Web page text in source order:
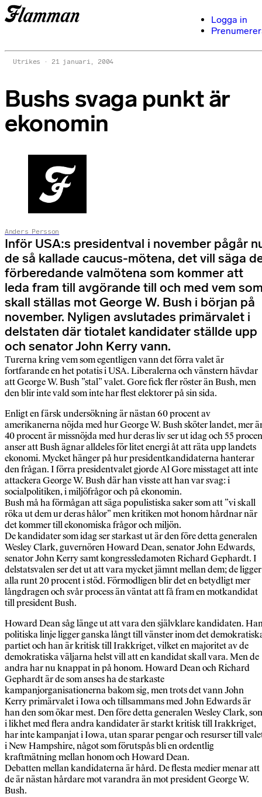
Logga in
Utrikes 21 januari, 2004
Bushs svaga punkt är
ekonomin
Anders Persson
Inför USA:s presidentval i november pågår
de så kallade caucus-mötena, det vill säga
förberedande valmötena som kommer att
leda fram till avgörande till och med vem
skall ställas mot George W. Bush i början på
november. Nyligen avslutades primärvalet i
delstaten där tiotalet kandidater ställde upp
och senator John Kerry vann.
Turerna kring vem som egentligen vann det förra valet är
fortfarande en het potatis i USA. Liberalerna och vänstern hävdar
att George W. Bush ”stal” valet. Gore fick fler röster än Bush, men
den blir inte vald som inte har flest elektorer på sin sida.
Enligt en färsk undersökning är nästan 60 procent av
amerikanerna nöjda med hur George W. Bush sköter landet, mer
40 procent är missnöjda med hur deras liv ser ut idag och 55
anser att Bush ägnar alldeles för litet energi åt att räta upp landets
ekonomi. Mycket hänger på hur presidentkandidaterna hanterar
den frågan. I förra presidentvalet gjorde Al Gore misstaget att inte
attackera George W. Bush där han visste att han var svag: i
socialpolitiken, i miljöfrågor och på ekonomin.
Bush må ha förmågan att säga populistiska saker som att ”vi skall
röka ut dem ur deras hålor” men kritiken mot honom hårdnar när
det kommer till ekonomiska frågor och miljön.
De kandidater som idag ser starkast ut är den före detta generalen
Wesley Clark, guvernören Howard Dean, senator John Edwards,
senator John Kerry samt kongressledamoten Richard Gephardt. I
delstatsvalen ser det ut att vara mycket jämnt mellan dem; de ligger
alla runt 20 procent i stöd. Förmodligen blir det en betydligt mer
långdragen och svår process än väntat att få fram en motkandidat
till president Bush.
Howard Dean såg länge ut att vara den självklare kandidaten.
politiska linje ligger ganska långt till vänster inom det
partiet och han är kritisk till Irakkriget, vilket en majoritet av de
demokratiska väljarna helst vill att en kandidat skall vara. Men de
andra har nu knappat in på honom. Howard Dean och Richard
Gephardt är de som anses ha de starkaste
kampanjorganisationerna bakom sig, men trots det vann John
Kerry primärvalet i Iowa och tillsammans med John Edwards är
han den som ökar mest. Den före detta generalen Wesley Clark,
i likhet med flera andra kandidater är starkt kritisk till Irakkriget,
har inte kampanjat i Iowa, utan sparar pengar och resurser till
i New Hampshire, något som förutspås bli en ordentlig
kraftmätning mellan honom och Howard Dean.
Debatten mellan kandidaterna är hård. De flesta medier menar att
de är nästan hårdare mot varandra än mot president George W.
Bush.